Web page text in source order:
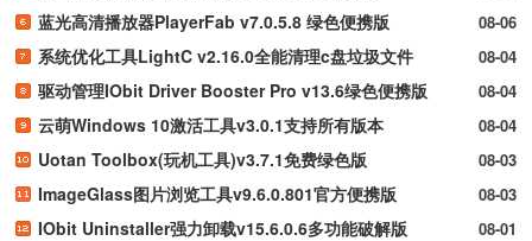
08-06
蓝光高清播放器PlayerFab v7.0.5.8 绿色便携版
08-04
系统优化工具LightC v2.16.0全能清理c盘垃圾文件
08-04
驱动管理IObit Driver Booster Pro v13.6绿色便携版
08-04
云萌Windows 10激活工具v3.0.1支持所有版本
08-03
Uotan Toolbox(玩机工具)v3.7.1免费绿色版
08-03
ImageGlass图片浏览工具v9.6.0.801官方便携版
08-01
IObit Uninstaller强力卸载v15.6.0.6多功能破解版